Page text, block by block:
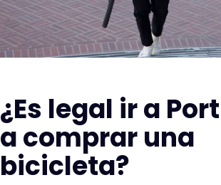
¿Es legal ir a
a comprar una
bicicleta?